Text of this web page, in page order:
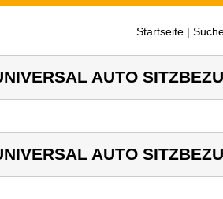
Startseite |
AUTO
AUTO